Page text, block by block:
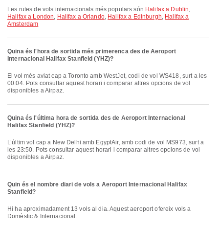
Les rutes de vols internacionals més populars són Halifax a Dublin,
Halifax a London, Halifax a Orlando, Halifax a Edinburgh, Halifax a
Amsterdam
Quina és l'hora de sortida més primerenca des de Aeroport
Internacional Halifax Stanfield (YHZ)?
El vol més aviat cap a Toronto amb WestJet, codi de vol WS418, surt a les
00:04. Pots consultar aquest horari i comparar altres opcions de vol
disponibles a Airpaz.
Quina és l'última hora de sortida des de Aeroport Internacional
Halifax Stanfield (YHZ)?
L’últim vol cap a New Delhi amb EgyptAir, amb codi de vol MS973, surt a
les 23:50. Pots consultar aquest horari i comparar altres opcions de vol
disponibles a Airpaz.
Quin és el nombre diari de vols a Aeroport Internacional Halifax
Stanfield?
Hi ha aproximadament 13 vols al dia. Aquest aeroport ofereix vols a
Domèstic & Internacional.